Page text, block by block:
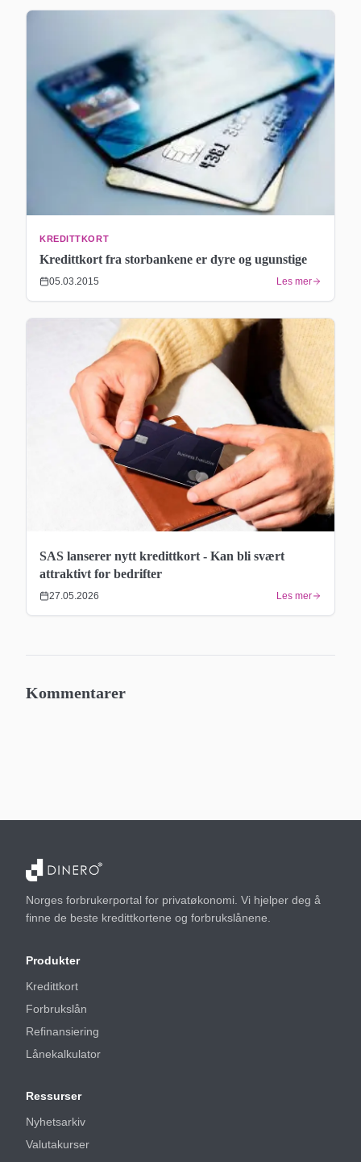
KREDITTKORT
Kredittkort fra storbankene er dyre og ugunstige
05.03.2015 Les mer
SAS lanserer nytt kredittkort - Kan bli svært
attraktivt for bedrifter
27.05.2026 Les mer
Kommentarer
Norges forbrukerportal for privatøkonomi. Vi hjelper deg å
finne de beste kredittkortene og forbrukslånene.
Produkter
Kredittkort
Forbrukslån
Refinansiering
Lånekalkulator
Ressurser
Nyhetsarkiv
Valutakurser